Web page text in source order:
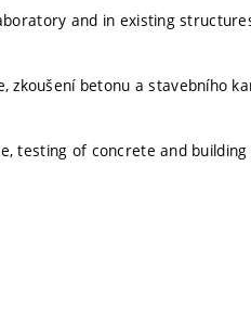
and in existing
zkoušení betonu a stavebního
testing of concrete and building